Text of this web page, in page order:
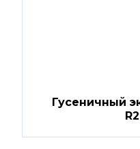
Гусеничный